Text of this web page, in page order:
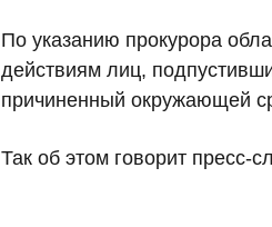
По указанию прокурора
действиям лиц,
причиненный окружающей
Так об этом говорит